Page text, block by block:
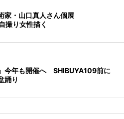
家・山口真人さん個展
撮り女性描く
今年も開催へ SHIBUYA109前に
踊り